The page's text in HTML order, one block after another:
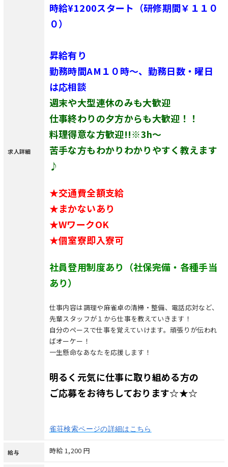
求人詳細
時給¥1200スタート（研修期間￥１１０
０）
昇給有り
勤務時間AM１０時～、勤務日数・曜日
は応相談
週末や大型連休のみも大歓迎
仕事終わりの夕方からも大歓迎！！
料理得意な方歓迎!!※3h〜
苦手な方もわかりわかりやすく教えます
♪
★交通費全額支給
★まかないあり
★WワークOK
★個室寮即入寮可
社員登用制度あり（社保完備・各種手当
あり）
仕事内容は調理や麻雀卓の清掃・整備、電話応対など、
先輩スタッフが１から仕事を教えていきます！
自分のペースで仕事を覚えていけます。頑張りが伝われ
ばオーケー！
一生懸命なあなたを応援します！
明るく元気に仕事に取り組める方の
ご応募をお待ちしております☆★☆
雀荘検索ページの詳細はこちら
給与 時給 1,200 円